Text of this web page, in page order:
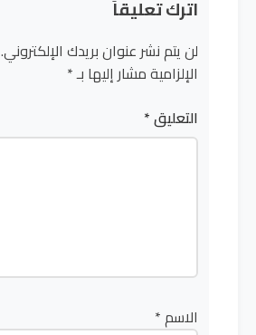
اترك تعليقاً
لن يتم نشر عنوان بريدك الإلكتروني.
الإلزامية مشار إليها بـ*
التعليق*
الاسم*